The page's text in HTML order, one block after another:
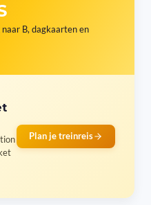
B, dagkaarten en
Plan je treinreis